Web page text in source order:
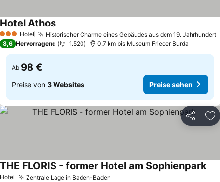
3 SterneHotel Historischer Charme eines Gebäudes aus dem 19. Jahrhundert
Hotel AthosPreise sehen
8,6 Hervorragend 1.520 0.7 km bis Museum Frieder Burda
Ab 98 €
Preise von 3 Websites Preise sehen
Teilen
Hotel Zentrale Lage in Baden-Baden
THE FLORIS - former Hotel am Sophienpark